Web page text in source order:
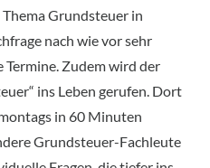
Grundsteuer in
nach wie vor sehr
Termine. Zudem wird der
ins Leben gerufen. Dort
in 60 Minuten
Grundsteuer-Fachleute